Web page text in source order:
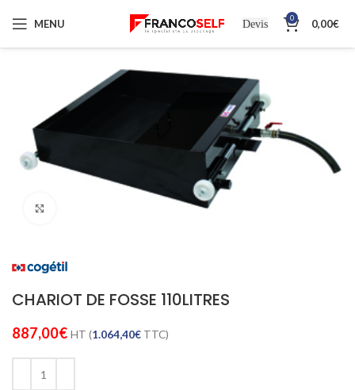
MENU Devis 0 0,00€
CHARIOT DE FOSSE 110LITRES
887,00€ HT (1.064,40€ TTC)